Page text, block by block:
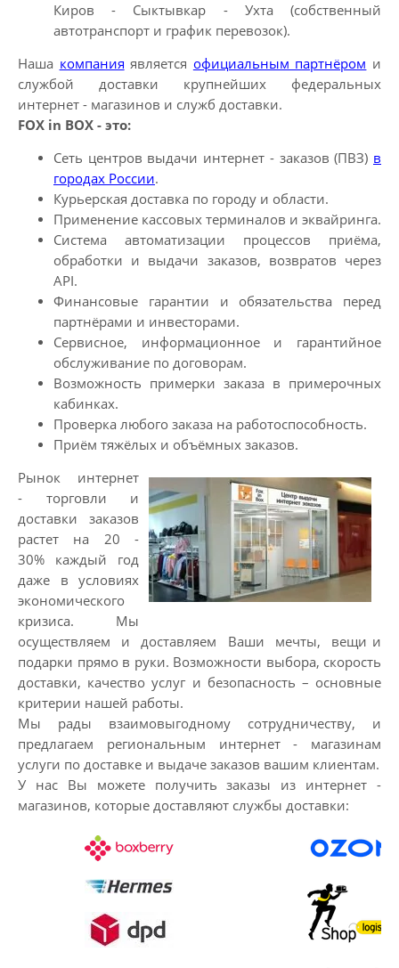
Киров - Сыктывкар - Ухта (собственный
автотранспорт и график перевозок).
Наша компания является официальным партнёром и
службой доставки крупнейших федеральных
интернет - магазинов и служб доставки.
FOX in BOX - это:
Сеть центров выдачи интернет - заказов (ПВЗ) в
городах России.
Курьерская доставка по городу и области.
Применение кассовых терминалов и эквайринга.
Система автоматизации процессов приёма,
обработки и выдачи заказов, возвратов через
API.
Финансовые гарантии и обязательства перед
партнёрами и инвесторами.
Сервисное, информационное и гарантийное
обслуживание по договорам.
Возможность примерки заказа в примерочных
кабинках.
Проверка любого заказа на работоспособность.
Приём тяжёлых и объёмных заказов.
Рынок интернет
- торговли и
доставки заказов
растет на 20 -
30% каждый год
даже в условиях
экономического
кризиса. Мы
осуществляем и доставляем Ваши мечты, вещи и
подарки прямо в руки. Возможности выбора, скорость
доставки, качество услуг и безопасность – основные
критерии нашей работы.
Мы рады взаимовыгодному сотрудничеству, и
предлагаем региональным интернет - магазинам
услуги по доставке и выдаче заказов вашим клиентам.
У нас Вы можете получить заказы из интернет -
магазинов, которые доставляют службы доставки: